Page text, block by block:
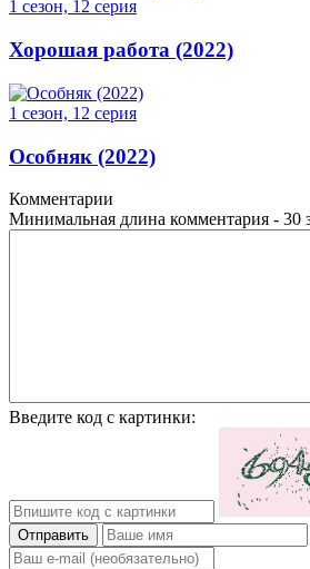
1 сезон, 12 серия
Хорошая работа (2022)
1 сезон, 12 серия
Особняк (2022)
Комментарии
Минимальная длина комментария - 30
Введите код с картинки:
Отправить